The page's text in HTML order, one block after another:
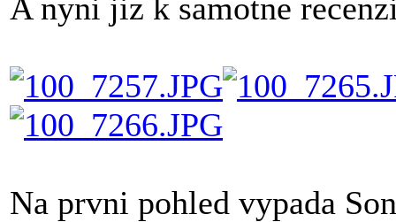
A nyni jiz k samotne
Na prvni pohled vypada